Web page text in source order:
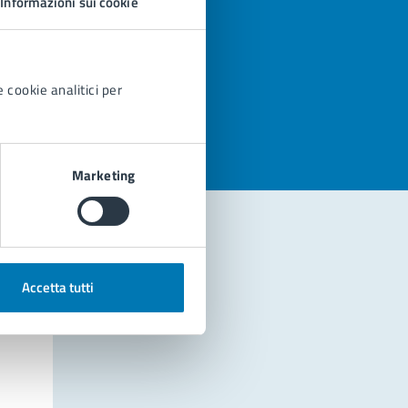
cookie analitici per
Marketing
Accetta tutti